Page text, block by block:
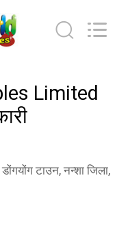
Limited
टाउन, नन्शा जिला,